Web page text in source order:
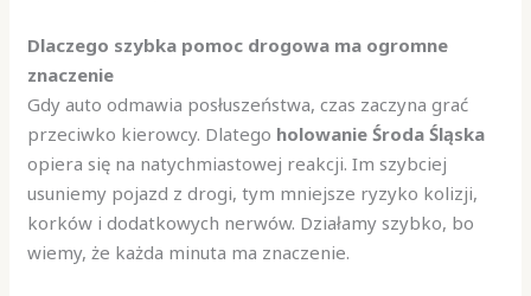
Dlaczego szybka pomoc drogowa ma ogromne
znaczenie
Gdy auto odmawia posłuszeństwa, czas zaczyna grać
przeciwko kierowcy. Dlatego holowanie Środa Śląska
opiera się na natychmiastowej reakcji. Im szybciej
usuniemy pojazd z drogi, tym mniejsze ryzyko kolizji,
korków i dodatkowych nerwów. Działamy szybko, bo
wiemy, że każda minuta ma znaczenie.